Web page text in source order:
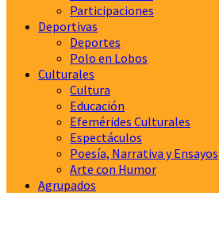
Participaciones
Deportivas
Deportes
Polo en Lobos
Culturales
Cultura
Educación
Efemérides Culturales
Espectáculos
Poesía, Narrativa y Ensayos
Arte con Humor
Agrupados